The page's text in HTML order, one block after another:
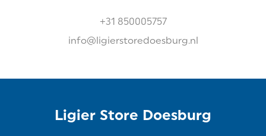
+31 850005757
info@ligierstoredoesburg.nl
Ligier Store Doesburg